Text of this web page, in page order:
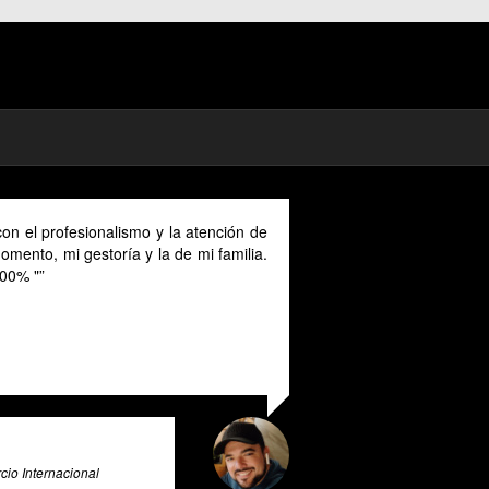
el profesionalismo y la atención de
mi gestoría y la de mi familia.
"
Internacional